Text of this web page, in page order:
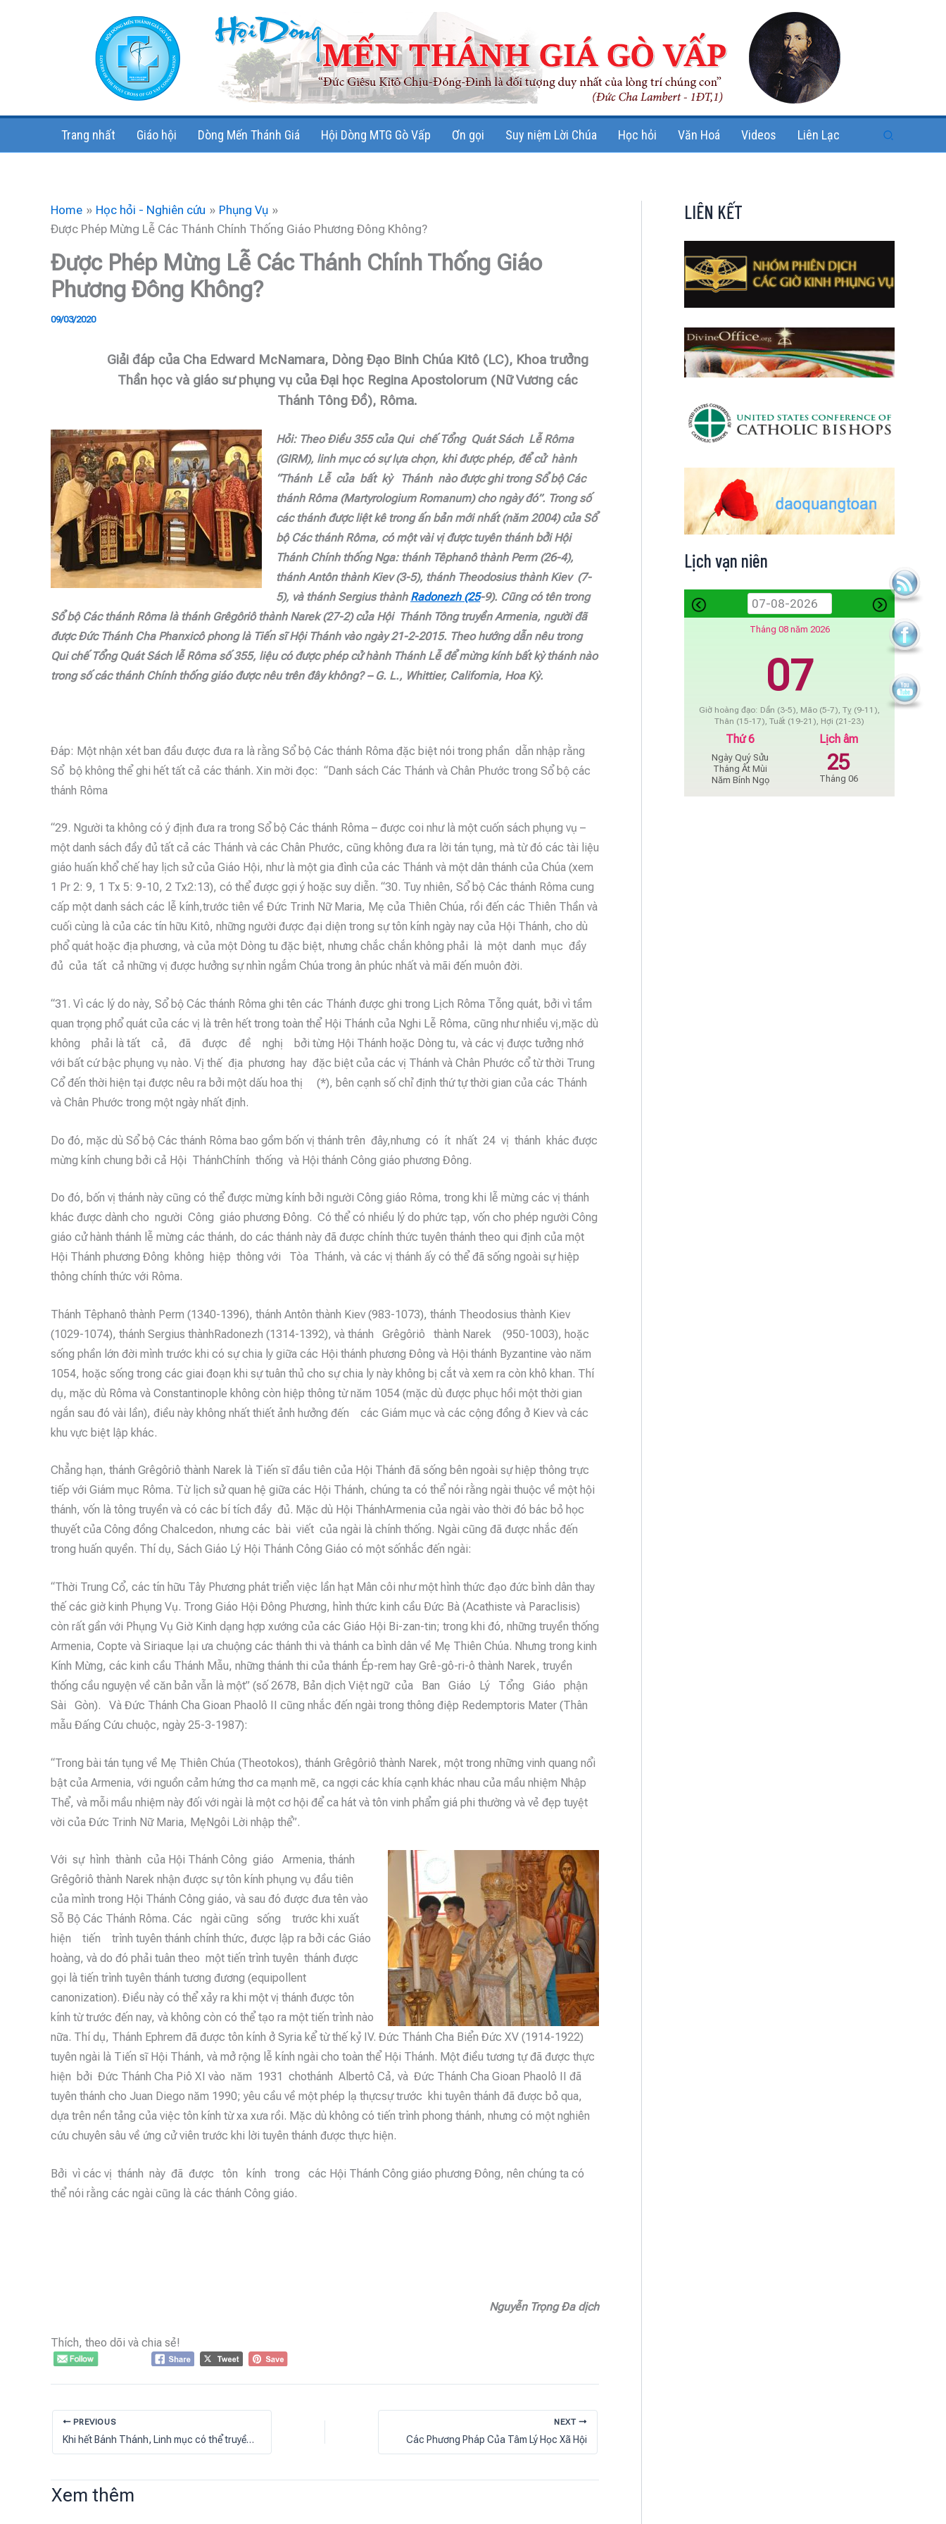
Trang nhất Giáo hội Dòng Mến Thánh Giá Hội Dòng MTG Gò Vấp Ơn gọi Suy niệm Lời Chúa Học hỏi Văn Hoá Videos Liên Lạc Search
Home Học hỏi - Nghiên cứu
Phụng Vụ
Được Phép Mừng Lễ Các Thánh Chính Thống Giáo Phương Đông Không?
Được Phép Mừng Lễ Các Thánh Chính Thống Giáo
Phương Đông Không?
09/03/2020
Giải đáp của Cha Edward McNamara, Dòng Đạo Binh Chúa Kitô (LC), Khoa trưởng
Thần học và giáo sư phụng vụ của Đại học Regina Apostolorum (Nữ Vương các
Thánh Tông Đồ), Rôma.
Hỏi: Theo Điều 355 của Qui chế Tổng Quát Sách Lễ Rôma
(GIRM), linh mục có sự lựa chọn, khi được phép, để cử hành
“Thánh Lễ của bất kỳ Thánh nào được ghi trong Sổ bộ Các
thánh Rôma (Martyrologium Romanum) cho ngày đó”. Trong số
các thánh được liệt kê trong ấn bản mới nhất (năm 2004) của Sổ
bộ Các thánh Rôma, có một vài vị được tuyên thánh bởi Hội
Thánh Chính thống Nga: thánh Têphanô thành Perm (26-4),
thánh Antôn thành Kiev (3-5), thánh Theodosius thành Kiev (7-
5), và thánh Sergius thành Radonezh (25-9). Cũng có tên trong
Sổ bộ Các thánh Rôma là thánh Grêgôriô thành Narek (27-2) của Hội Thánh Tông truyền Armenia, người đã
được Đức Thánh Cha Phanxicô phong là Tiến sĩ Hội Thánh vào ngày 21-2-2015. Theo hướng dẫn nêu trong
Qui chế Tổng Quát Sách lễ Rôma số 355, liệu có được phép cử hành Thánh Lễ để mừng kính bất kỳ thánh nào
trong số các thánh Chính thống giáo được nêu trên đây không? – G. L., Whittier, California, Hoa Kỳ.
Đáp: Một nhận xét ban đầu được đưa ra là rằng Sổ bộ Các thánh Rôma đặc biệt nói trong phần dẫn nhập rằng
Sổ bộ không thể ghi hết tất cả các thánh. Xin mời đọc: “Danh sách Các Thánh và Chân Phước trong Sổ bộ các
thánh Rôma
“29. Người ta không có ý định đưa ra trong Sổ bộ Các thánh Rôma – được coi như là một cuốn sách phụng vụ –
một danh sách đầy đủ tất cả các Thánh và các Chân Phước, cũng không đưa ra lời tán tụng, mà từ đó các tài liệu
giáo huấn khổ chế hay lịch sử của Giáo Hội, như là một gia đình của các Thánh và một dân thánh của Chúa (xem
1 Pr 2: 9, 1 Tx 5: 9-10, 2 Tx2:13), có thể được gợi ý hoặc suy diễn. “30. Tuy nhiên, Sổ bộ Các thánh Rôma cung
cấp một danh sách các lễ kính,trước tiên về Đức Trinh Nữ Maria, Mẹ của Thiên Chúa, rồi đến các Thiên Thần và
cuối cùng là của các tín hữu Kitô, những người được đại diện trong sự tôn kính ngày nay của Hội Thánh, cho dù
phổ quát hoặc địa phương, và của một Dòng tu đặc biệt, nhưng chắc chắn không phải là một danh mục đầy
đủ của tất cả những vị được hưởng sự nhìn ngắm Chúa trong ân phúc nhất và mãi đến muôn đời.
“31. Vì các lý do này, Sổ bộ Các thánh Rôma ghi tên các Thánh được ghi trong Lịch Rôma Tỗng quát, bởi vì tầm
quan trọng phổ quát của các vị là trên hết trong toàn thể Hội Thánh của Nghi Lễ Rôma, cũng như nhiều vị,mặc dù
không phải là tất cả, đã được đề nghị bởi từng Hội Thánh hoặc Dòng tu, và các vị được tưởng nhớ
với bất cứ bậc phụng vụ nào. Vị thế địa phương hay đặc biệt của các vị Thánh và Chân Phước cổ từ thời Trung
Cổ đến thời hiện tại được nêu ra bởi một dấu hoa thị (*), bên cạnh số chỉ định thứ tự thời gian của các Thánh
và Chân Phước trong một ngày nhất định.
Do đó, mặc dù Sổ bộ Các thánh Rôma bao gồm bốn vị thánh trên đây,nhưng có ít nhất 24 vị thánh khác được
mừng kính chung bởi cả Hội ThánhChính thống và Hội thánh Công giáo phương Đông.
Do đó, bốn vị thánh này cũng có thể được mừng kính bởi người Công giáo Rôma, trong khi lễ mừng các vị thánh
khác được dành cho người Công giáo phương Đông. Có thể có nhiều lý do phức tạp, vốn cho phép người Công
giáo cử hành thánh lễ mừng các thánh, do các thánh này đã được chính thức tuyên thánh theo qui định của một
Hội Thánh phương Đông không hiệp thông với Tòa Thánh, và các vị thánh ấy có thể đã sống ngoài sự hiệp
thông chính thức với Rôma.
Thánh Têphanô thành Perm (1340-1396), thánh Antôn thành Kiev (983-1073), thánh Theodosius thành Kiev
(1029-1074), thánh Sergius thànhRadonezh (1314-1392), và thánh Grêgôriô thành Narek (950-1003), hoặc
sống phần lớn đời mình trước khi có sự chia ly giữa các Hội thánh phương Đông và Hội thánh Byzantine vào năm
1054, hoặc sống trong các giai đoạn khi sự tuân thủ cho sự chia ly này không bị cắt và xem ra còn khô khan. Thí
dụ, mặc dù Rôma và Constantinople không còn hiệp thông từ năm 1054 (mặc dù được phục hồi một thời gian
ngắn sau đó vài lần), điều này không nhất thiết ảnh hưởng đến các Giám mục và các cộng đồng ở Kiev và các
khu vực biệt lập khác.
Chẳng hạn, thánh Grêgôriô thành Narek là Tiến sĩ đầu tiên của Hội Thánh đã sống bên ngoài sự hiệp thông trực
tiếp với Giám mục Rôma. Từ lịch sử quan hệ giữa các Hội Thánh, chúng ta có thể nói rằng ngài thuộc về một hội
thánh, vốn là tông truyền và có các bí tích đầy đủ. Mặc dù Hội ThánhArmenia của ngài vào thời đó bác bỏ học
thuyết của Công đồng Chalcedon, nhưng các bài viết của ngài là chính thống. Ngài cũng đã được nhắc đến
trong huấn quyền. Thí dụ, Sách Giáo Lý Hội Thánh Công Giáo có một sốnhắc đến ngài:
“Thời Trung Cổ, các tín hữu Tây Phương phát triển việc lần hạt Mân côi như một hình thức đạo đức bình dân thay
thế các giờ kinh Phụng Vụ. Trong Giáo Hội Ðông Phương, hình thức kinh cầu Ðức Bà (Acathiste và Paraclisis)
còn rất gần với Phụng Vụ Giờ Kinh dạng hợp xướng của các Giáo Hội Bi-zan-tin; trong khi đó, những truyền thống
Armenia, Copte và Siriaque lại ưa chuộng các thánh thi và thánh ca bình dân về Mẹ Thiên Chúa. Nhưng trong kinh
Kính Mừng, các kinh cầu Thánh Mẫu, những thánh thi của thánh Ép-rem hay Grê-gô-ri-ô thành Narek, truyền
thống cầu nguyện về căn bản vẫn là một” (số 2678, Bản dịch Việt ngữ của Ban Giáo Lý Tổng Giáo phận
Sài Gòn). Và Đức Thánh Cha Gioan Phaolô II cũng nhắc đến ngài trong thông điệp Redemptoris Mater (Thân
mẫu Đấng Cứu chuộc, ngày 25-3-1987):
“Trong bài tán tụng về Mẹ Thiên Chúa (Theotokos), thánh Grêgôriô thành Narek, một trong những vinh quang nổi
bật của Armenia, với nguồn cảm hứng thơ ca mạnh mẽ, ca ngợi các khía cạnh khác nhau của mầu nhiệm Nhập
Thể, và mỗi mầu nhiệm này đối với ngài là một cơ hội để ca hát và tôn vinh phẩm giá phi thường và vẻ đẹp tuyệt
vời của Đức Trinh Nữ Maria, MẹNgôi Lời nhập thể”.
Với sự hình thành của Hội Thánh Công giáo Armenia, thánh
Grêgôriô thành Narek nhận được sự tôn kính phụng vụ đầu tiên
của mình trong Hội Thánh Công giáo, và sau đó được đưa tên vào
Sỗ Bộ Các Thánh Rôma. Các ngài cũng sống trước khi xuất
hiện tiến trình tuyên thánh chính thức, được lập ra bởi các Giáo
hoàng, và do đó phải tuân theo một tiến trình tuyên thánh được
gọi là tiến trình tuyên thánh tương đương (equipollent
canonization). Điều này có thể xảy ra khi một vị thánh được tôn
kính từ trước đến nay, và không còn có thể tạo ra một tiến trình nào
nữa. Thí dụ, Thánh Ephrem đã được tôn kính ở Syria kể từ thế kỷ IV. Đức Thánh Cha Biển Đức XV (1914-1922)
tuyên ngài là Tiến sĩ Hội Thánh, và mở rộng lễ kính ngài cho toàn thể Hội Thánh. Một điều tương tự đã được thực
hiện bởi Đức Thánh Cha Piô XI vào năm 1931 chothánh Albertô Cả, và Đức Thánh Cha Gioan Phaolô II đã
tuyên thánh cho Juan Diego năm 1990; yêu cầu về một phép lạ thựcsự trước khi tuyên thánh đã được bỏ qua,
dựa trên nền tảng của việc tôn kính từ xa xưa rồi. Mặc dù không có tiến trình phong thánh, nhưng có một nghiên
cứu chuyên sâu về ứng cử viên trước khi lời tuyên thánh được thực hiện.
Bởi vì các vị thánh này đã được tôn kính trong các Hội Thánh Công giáo phương Đông, nên chúng ta có
thể nói rằng các ngài cũng là các thánh Công giáo.
Nguyễn Trọng Đa dịch
Thích, theo dõi và chia sẻ!
PREVIOUS
Khi hết Bánh Thánh, Linh mục có thể truyền phép thêm được không?
NEXT
Các Phương Pháp Của Tâm Lý Học Xã Hội
Xem thêm
LIÊN KẾT
Lịch vạn niên
Tháng 08 năm 2026
07
Giờ hoàng đạo: Dần (3-5), Mão (5-7), Tỵ (9-11),
Thân (15-17), Tuất (19-21), Hợi (21-23)
Thứ 6
Ngày Quý Sửu
Tháng Ất Mùi
Năm Bính Ngọ
Lịch âm
25
Tháng 06